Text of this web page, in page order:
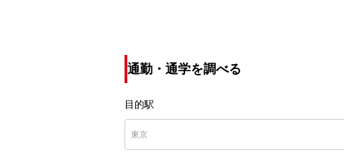
通勤・通学を調べる
目的駅